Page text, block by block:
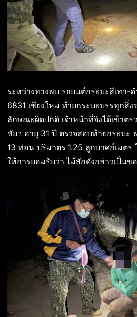
ระหว่างทางพบ รถยนต์กระบะสีเทา-
6831 เชียงใหม่ ท้ายกระบะบรรทุกสิ่
ลักษณะผิดปกติ เจ้าหน้าที่จึงได้เข้าตร
ชัยฯ อายุ 31 ปี ตรวจสอบท้ายกระบะ
13 ท่อน ปริมาตร 1.25 ลูกบาศก์เมตร
ให้การยอมรับว่า ไม้สักดังกล่าวเป็นข